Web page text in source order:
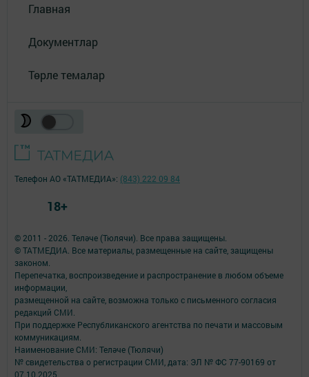
Главная
Документлар
Төрле темалар
© 2011 - 2026. Теләче (Тюлячи). Все права защищены.
© ТАТМЕДИА. Все материалы, размещенные на сайте, защищены
законом.
Перепечатка, воспроизведение и распространение в любом объеме
информации,
размещенной на сайте, возможна только с письменного согласия
редакций СМИ.
При поддержке Республиканского агентства по печати и массовым
коммуникациям.
Наименование СМИ: Теләче (Тюлячи)
№ свидетельства о регистрации СМИ, дата: ЭЛ № ФС 77-90169 от
07.10.2025
Телефон АО «ТАТМЕДИА»: (843) 222 09 84
18+